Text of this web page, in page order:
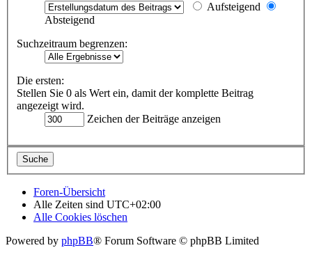
Aufsteigend
Absteigend
Suchzeitraum begrenzen:
Die ersten:
Stellen Sie 0 als Wert ein, damit der komplette Beitrag
angezeigt wird.
Zeichen der Beiträge anzeigen
Foren-Übersicht
Alle Zeiten sind UTC+02:00
Alle Cookies löschen
Powered by phpBB® Forum Software © phpBB Limited